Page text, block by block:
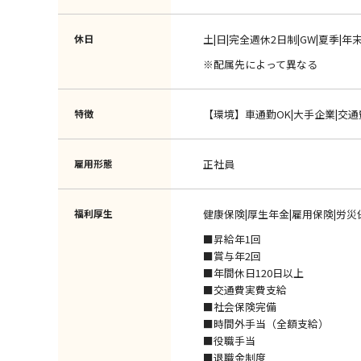
休日
土|日|完全週休2日制|GW|夏季|年
※配属先によって異なる
特徴 【環境】車通勤OK|大手企業|交
雇用形態 正社員
福利厚生
健康保険|厚生年金|雇用保険|労災
■昇給年1回
■賞与年2回
■年間休日120日以上
■交通費実費支給
■社会保険完備
■時間外手当（全額支給）
■役職手当
■退職金制度